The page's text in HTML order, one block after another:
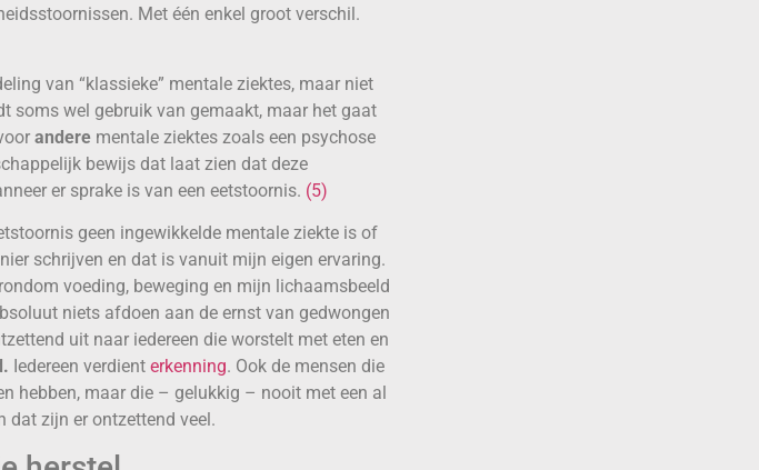
Met één enkel groot verschil.
van “klassieke” mentale ziektes, maar niet
soms wel gebruik van gemaakt, maar het gaat
andere mentale ziektes zoals een psychose
bewijs dat laat zien dat deze
er sprake is van een eetstoornis. (5)
geen ingewikkelde mentale ziekte is of
schrijven en dat is vanuit mijn eigen ervaring.
voeding, beweging en mijn lichaamsbeeld
niets afdoen aan de ernst van gedwongen
uit naar iedereen die worstelt met eten en
Iedereen verdient erkenning. Ook de mensen die
hebben, maar die – gelukkig – nooit met een al
dat zijn er ontzettend veel.